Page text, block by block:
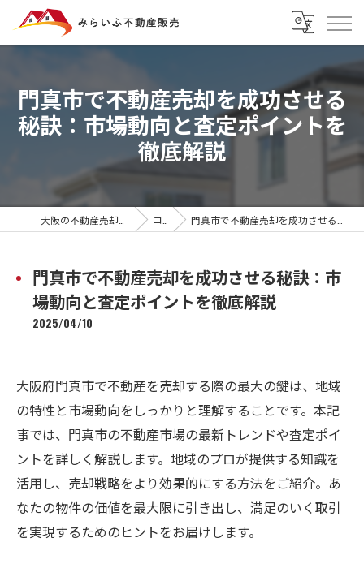
門真市で不動産売却を成功させる
秘訣：市場動向と査定ポイントを
徹底解説
コラム 門真市で不動産売却を成功させる秘訣：市場動向と査定ポイントを徹底解説
門真市で不動産売却を成功させる秘訣：市
場動向と査定ポイントを徹底解説
2025/04/10
大阪府門真市で不動産を売却する際の最大の鍵は、地域
の特性と市場動向をしっかりと理解することです。本記
事では、門真市の不動産市場の最新トレンドや査定ポイ
ントを詳しく解説します。地域のプロが提供する知識を
活用し、売却戦略をより効果的にする方法をご紹介。あ
なたの物件の価値を最大限に引き出し、満足のいく取引
を実現するためのヒントをお届けします。